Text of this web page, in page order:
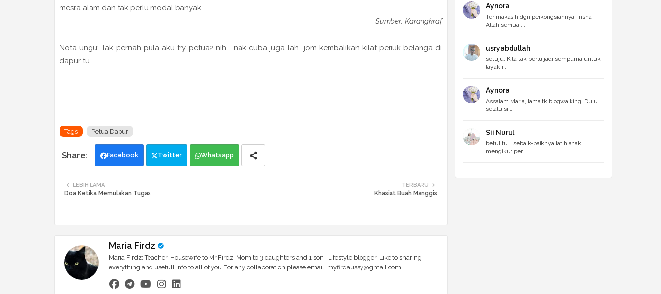
mesra alam dan tak perlu modal banyak.
Sumber: Karangkraf
Nota ungu: Tak pernah pula aku try petua2 nih... nak cuba juga lah.. jom kembalikan kilat periuk belanga di
dapur tu...
Tags Petua Dapur
Facebook Twitter Whatsapp
TERBARU
Khasiat Buah Manggis
LEBIH LAMA
Doa Ketika Memulakan Tugas
Maria Firdz
Maria Firdz: Teacher, Housewife to Mr.Firdz, Mom to 3 daughters and 1 son | Lifestyle blogger, Like to sharing
everything and usefull info to all of you.For any collaboration please email: myfirdaussy@gmail.com
Aynora
Terimakasih dgn perkongsiannya, insha
Allah semua ...
usryabdullah
setuju..Kita tak perlu jadi sempurna untuk
layak r...
Aynora
Assalam Maria, lama tk blogwalking. Dulu
selalu si...
Sii Nurul
betul tu... sebaik-baiknya latih anak
mengikut per...